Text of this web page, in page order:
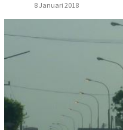
8 Januari 2018